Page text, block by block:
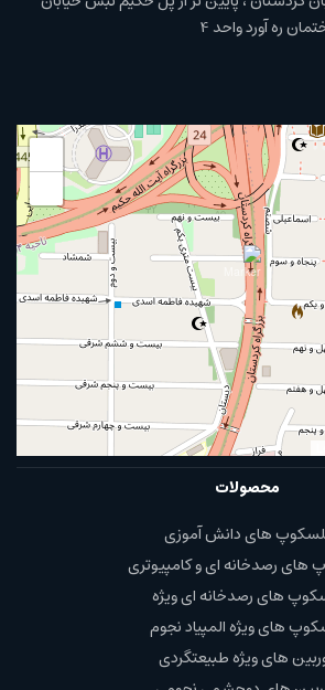
ره آورد واحد 4
محصولات
های دانش آموزی
های رصدخانه ای و کامپیوتری
های رصدخانه ای ویژه
های ویژه المپیاد نجوم
های ویژه طبیعتگردی